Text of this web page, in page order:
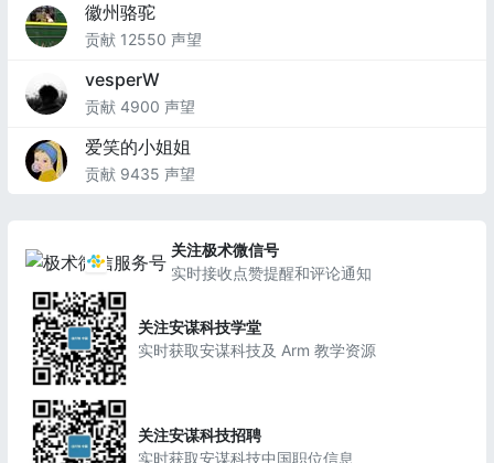
徽州骆驼
贡献 12550 声望
vesperW
贡献 4900 声望
爱笑的小姐姐
贡献 9435 声望
关注极术微信号
实时接收点赞提醒和评论通知
关注安谋科技学堂
实时获取安谋科技及 Arm 教学资源
关注安谋科技招聘
实时获取安谋科技中国职位信息